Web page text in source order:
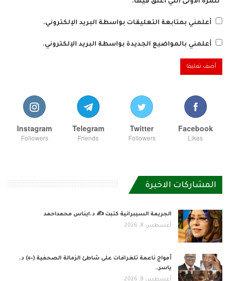
أعلمني بمتابعة التعليقات بواسطة البريد الإلكتروني.
أعلمني بالمواضيع الجديدة بواسطة البريد الإلكتروني.
Facebook
Likes
Twitter
Followers
Telegram
Friends
Instagram
Followers
المشاركات الاخيرة
الجريمة السيبرانية كتبت ✍ د.ايناس محمداحمد
أغسطس 8, 2026
أمواج ناعمة تلغرافات على شاطئ الزمالة الصحفية (٥٠) د.
ياسر…
أغسطس 8, 2026